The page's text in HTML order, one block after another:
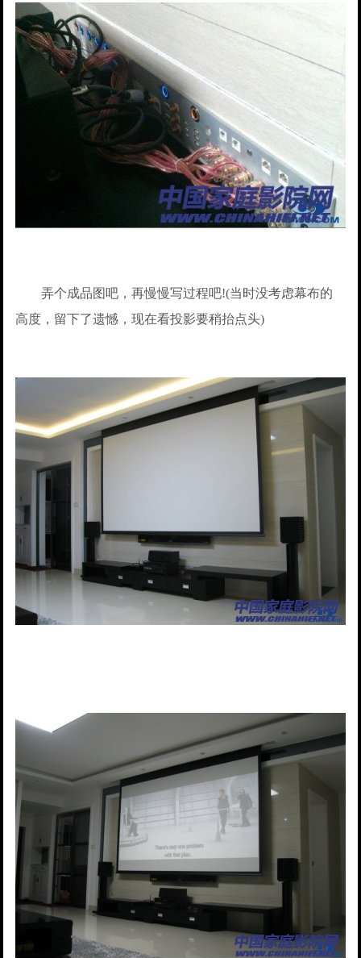
弄个成品图吧，再慢慢写过程吧!(当时没考虑幕布的
高度，留下了遗憾，现在看投影要稍抬点头)